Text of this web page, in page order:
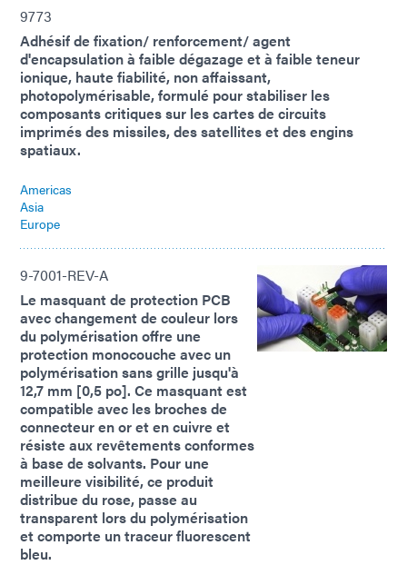
9773
Adhésif de fixation/ renforcement/ agent
d'encapsulation à faible dégazage et à faible teneur
ionique, haute fiabilité, non affaissant,
photopolymérisable, formulé pour stabiliser les
composants critiques sur les cartes de circuits
imprimés des missiles, des satellites et des engins
spatiaux.
Americas
Asia
Europe
9-7001-REV-A
Le masquant de protection PCB
avec changement de couleur lors
du polymérisation offre une
protection monocouche avec un
polymérisation sans grille jusqu'à
12,7 mm [0,5 po]. Ce masquant est
compatible avec les broches de
connecteur en or et en cuivre et
résiste aux revêtements conformes
à base de solvants. Pour une
meilleure visibilité, ce produit
distribue du rose, passe au
transparent lors du polymérisation
et comporte un traceur fluorescent
bleu.